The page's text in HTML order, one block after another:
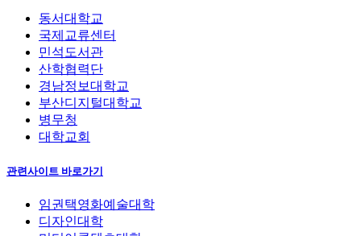
동서대학교
국제교류센터
민석도서관
산학협력단
경남정보대학교
부산디지털대학교
병무청
대학교회
관련사이트 바로가기
임권택영화예술대학
디자인대학